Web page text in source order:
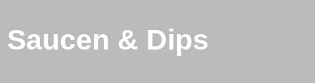
Saucen & Dips